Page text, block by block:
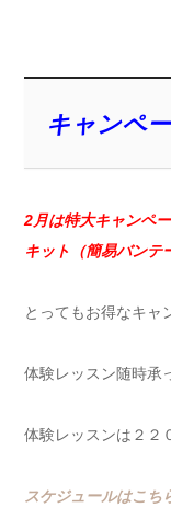
キャンペ
2月は特大キャンペ
キット（簡易バンテ
とってもお得なキャ
体験レッスン随時承
体験レッスンは２２
スケジュールはこち